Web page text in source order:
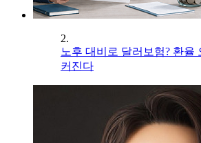
2.
노후 대비로 달러보험? 환율
커진다